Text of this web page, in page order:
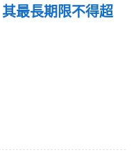
最長期限不得超